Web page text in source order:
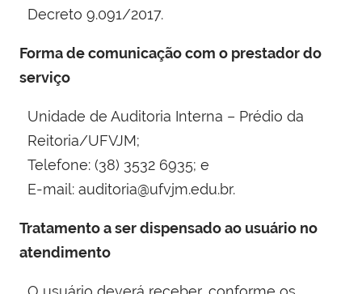
Decreto 9.091/2017.
Forma de comunicação com o prestador do
serviço
Unidade de Auditoria Interna – Prédio da
Reitoria/UFVJM;
Telefone: (38) 3532 6935; e
E-mail: auditoria@ufvjm.edu.br.
Tratamento a ser dispensado ao usuário no
atendimento